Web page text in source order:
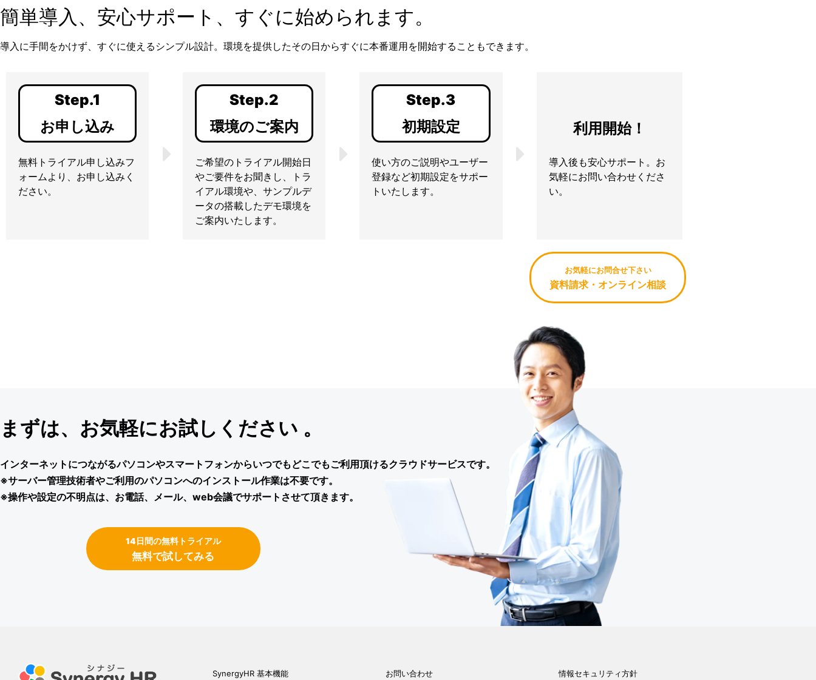
簡単導入、安心サポート、すぐに始められます。
導入に手間をかけず、すぐに使えるシンプル設計。環境を提供したその日からすぐに本番運用を開始することもできます。
Step.1
お申し込み
無料トライアル申し込みフ
ォームより、お申し込みく
ださい。
Step.2
環境のご案内
ご希望のトライアル開始日
やご要件をお聞きし、トラ
イアル環境や、サンプルデ
ータの搭載したデモ環境を
ご案内いたします。
Step.3
初期設定
使い方のご説明やユーザー
登録など初期設定をサポー
トいたします。
利用開始！
導入後も安心サポート。お
気軽にお問い合わせくださ
い。
お気軽にお問合せ下さい
資料請求・オンライン相談
まずは、お気軽にお試しください 。
インターネットにつながるパソコンやスマートフォンからいつでもどこでもご利用頂けるクラウドサービスです。
※サーバー管理技術者やご利用のパソコンへのインストール作業は不要です。
※操作や設定の不明点は、お電話、メール、web会議でサポートさせて頂きます。
14日間の無料トライアル
無料で試してみる
SynergyHR 基本機能 お問い合わせ 情報セキュリティ方針